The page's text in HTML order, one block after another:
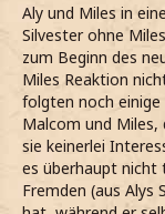
Aly und Miles in
Silvester ohne
zum Beginn des
Miles Reaktion
folgten noch einige
Malcom und Miles,
sie keinerlei
es überhaupt nicht
Fremden (aus Alys